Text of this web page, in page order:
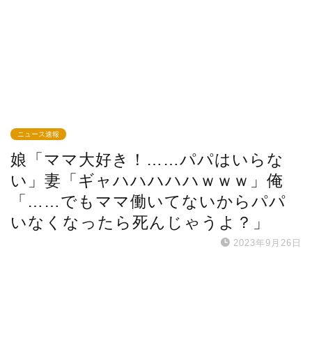
ニュース速報
娘「ママ大好き！……パパはいらな
い」妻「ギャハハハハハｗｗｗ」俺
「……でもママ働いてないからパパ
いなくなったら死んじゃうよ？」
2023年9月26日